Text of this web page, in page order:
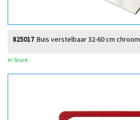
Buis verstelbaar 32-60 cm chroom
825017
In Stock